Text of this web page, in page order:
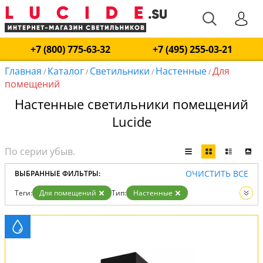
+7 (800) 775-63-32
+7 (495) 255-03-21
Главная / Каталог/ Светильники / Настенные/Для
помещений
Настенные светильники помещений
Lucide
ВЫБРАННЫЕ ФИЛЬТРЫ: ОЧИСТИТЬ ВСЕ
Теги: Для помещений Тип:
Настенные
Вид:
Светильники